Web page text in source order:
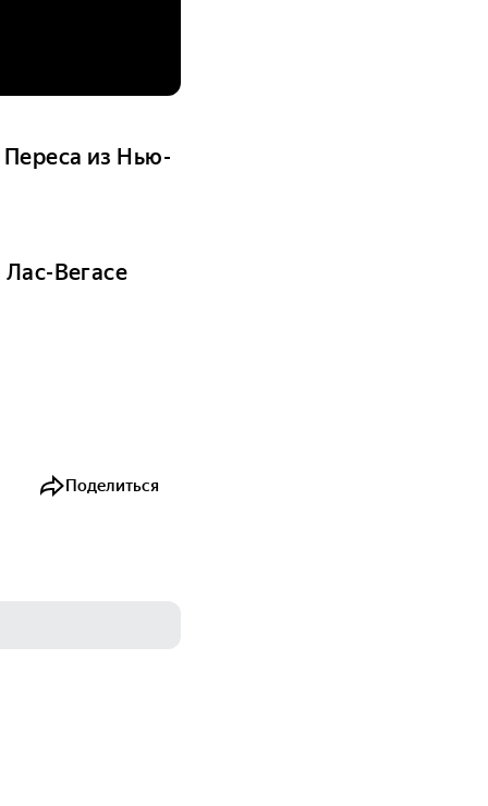
Переса из Нью-
Вегасе
Поделиться